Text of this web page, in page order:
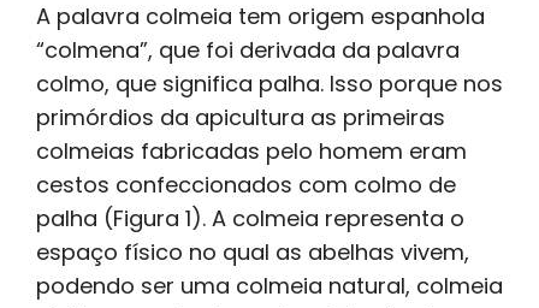
A palavra colmeia tem origem espanhola
“colmena”, que foi derivada da palavra
colmo, que significa palha. Isso porque nos
primórdios da apicultura as primeiras
colmeias fabricadas pelo homem eram
cestos confeccionados com colmo de
palha (Figura 1). A colmeia representa o
espaço físico no qual as abelhas vivem,
podendo ser uma colmeia natural, colmeia